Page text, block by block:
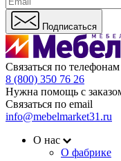
Подписаться
Связаться по телефонам
8 (800) 350 76 26
Нужна помощь с
Связаться по email
info@mebelmarket31.ru
О нас
О фабрике